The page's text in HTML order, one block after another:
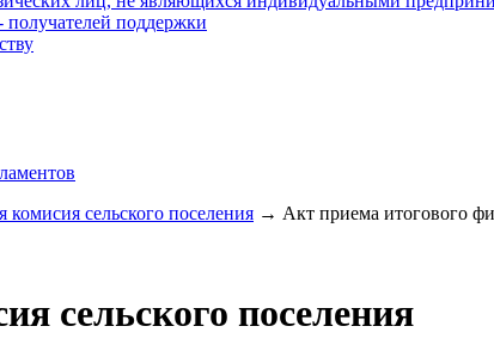
поддержки
комисия сельского поселения → Акт приема итогового
сельского поселения